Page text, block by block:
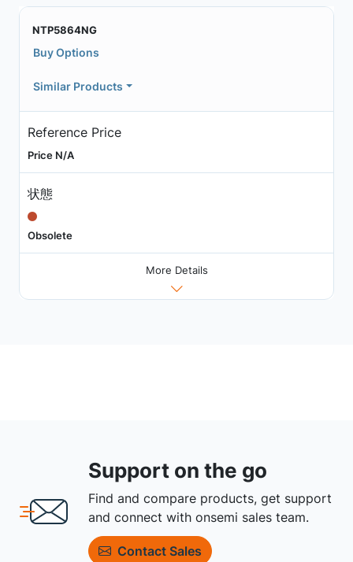
NTP5864NG
Buy Options
Similar Products
Reference Price
Price N/A
状態
Obsolete
More Details
Support on the go
Find and compare products, get support
and connect with onsemi sales team.
Contact Sales